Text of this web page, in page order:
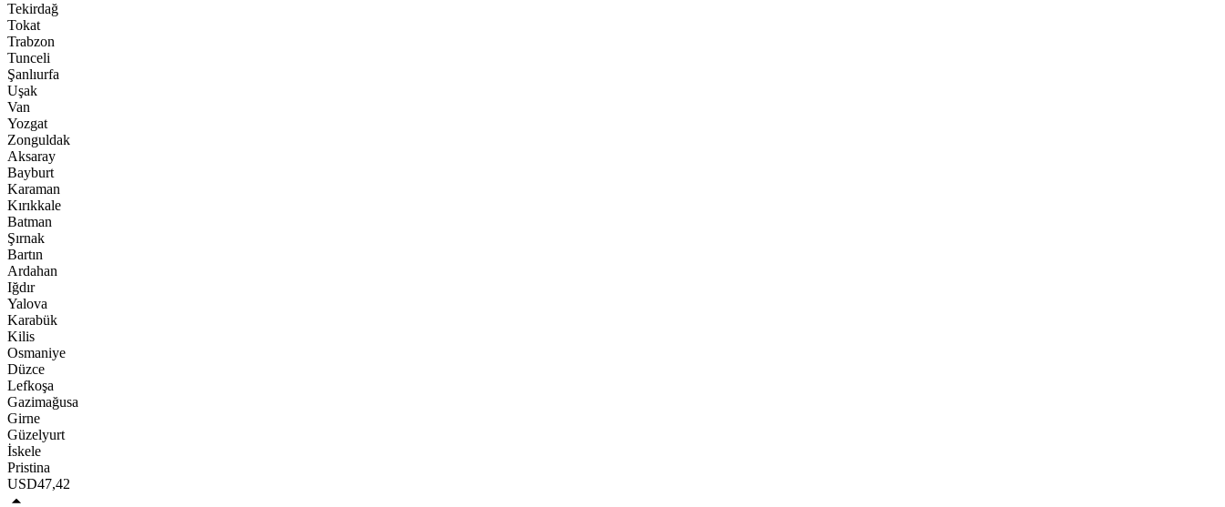
Tekirdağ
Tokat
Trabzon
Tunceli
Şanlıurfa
Uşak
Van
Yozgat
Zonguldak
Aksaray
Bayburt
Karaman
Kırıkkale
Batman
Şırnak
Bartın
Ardahan
Iğdır
Yalova
Karabük
Kilis
Osmaniye
Düzce
Lefkoşa
Gazimağusa
Girne
Güzelyurt
İskele
Pristina
USD47,42